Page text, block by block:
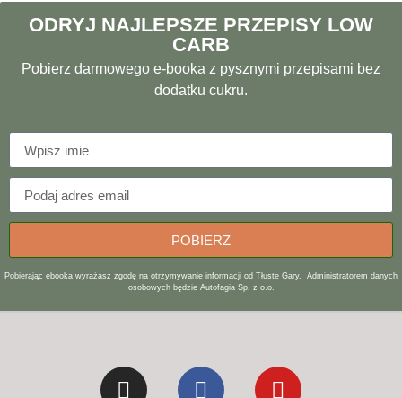
ODRYJ NAJLEPSZE PRZEPISY LOW
CARB
Pobierz darmowego e-booka z pysznymi przepisami bez
dodatku cukru.
POBIERZ
Pobierając ebooka wyrażasz zgodę na otrzymywanie informacji od Tłuste Gary. Administratorem danych
osobowych będzie Autofagia Sp. z o.o.